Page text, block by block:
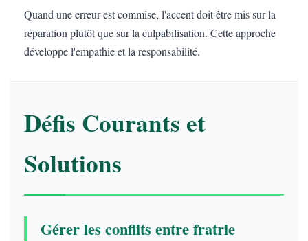
Quand une erreur est commise, l'accent doit être mis sur la
réparation plutôt que sur la culpabilisation. Cette approche
développe l'empathie et la responsabilité.
Défis Courants et
Solutions
Gérer les conflits entre fratrie